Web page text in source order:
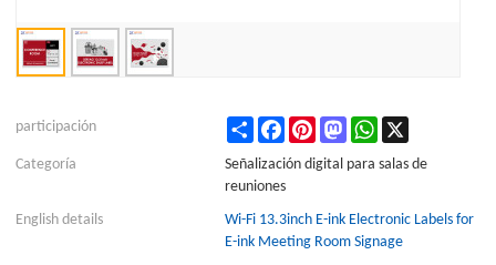
participación Share FacebookPinterestMastodonWhatsApp
Categoría
Señalización digital para salas de
reuniones
English details
Wi-Fi 13.3inch E-ink Electronic Labels for
E-ink Meeting Room Signage